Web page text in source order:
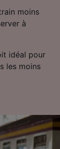
moins
à
idéal pour
les moins
des